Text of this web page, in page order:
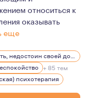
относиться к
оказывать
еще
мне, как работа с
Самооценка, комплексы, неуверенность, недостоин своей должности или положения в обществе
+ 85 тем
психотерапия